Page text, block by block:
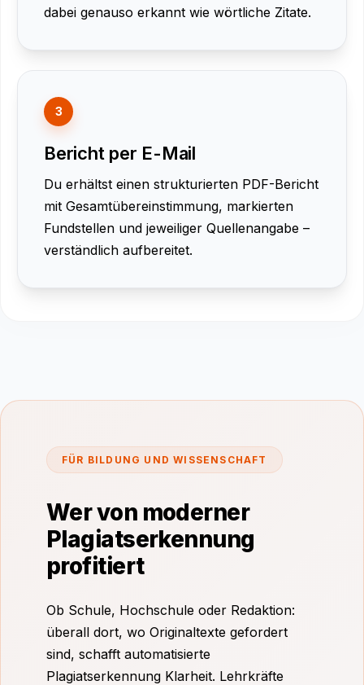
dabei genauso erkannt wie wörtliche Zitate.
3
Bericht per E-Mail
Du erhältst einen strukturierten PDF-Bericht
mit Gesamtübereinstimmung, markierten
Fundstellen und jeweiliger Quellenangabe –
verständlich aufbereitet.
FÜR BILDUNG UND WISSENSCHAFT
Wer von moderner
Plagiatserkennung
profitiert
Ob Schule, Hochschule oder Redaktion:
überall dort, wo Originaltexte gefordert
sind, schafft automatisierte
Plagiatserkennung Klarheit. Lehrkräfte